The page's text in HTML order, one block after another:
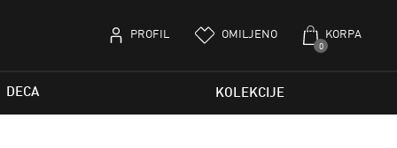
PROFIL OMILJENO KORPA
0
DECA KOLEKCIJE